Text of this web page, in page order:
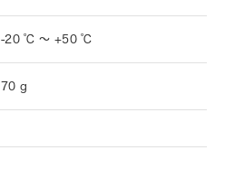
-20 ℃ ～ +50 ℃
70 g